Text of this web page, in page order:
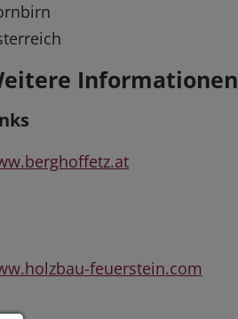
Informationen
feuerstein.com